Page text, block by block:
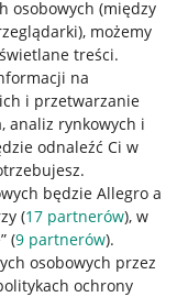
osobowych (między
, możemy
treści.
na
i przetwarzanie
analiz rynkowych i
odnaleźć Ci w
będzie Allegro a
(17 partnerów), w
(9 partnerów).
osobowych przez
ochrony